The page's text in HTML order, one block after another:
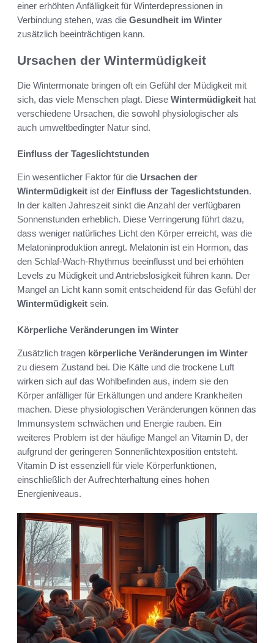
einer erhöhten Anfälligkeit für Winterdepressionen in
Verbindung stehen, was die Gesundheit im Winter
zusätzlich beeinträchtigen kann.
Ursachen der Wintermüdigkeit
Die Wintermonate bringen oft ein Gefühl der Müdigkeit mit
sich, das viele Menschen plagt. Diese Wintermüdigkeit hat
verschiedene Ursachen, die sowohl physiologischer als
auch umweltbedingter Natur sind.
Einfluss der Tageslichtstunden
Ein wesentlicher Faktor für die Ursachen der
Wintermüdigkeit ist der Einfluss der Tageslichtstunden.
In der kalten Jahreszeit sinkt die Anzahl der verfügbaren
Sonnenstunden erheblich. Diese Verringerung führt dazu,
dass weniger natürliches Licht den Körper erreicht, was die
Melatoninproduktion anregt. Melatonin ist ein Hormon, das
den Schlaf-Wach-Rhythmus beeinflusst und bei erhöhten
Levels zu Müdigkeit und Antriebslosigkeit führen kann. Der
Mangel an Licht kann somit entscheidend für das Gefühl der
Wintermüdigkeit sein.
Körperliche Veränderungen im Winter
Zusätzlich tragen körperliche Veränderungen im Winter
zu diesem Zustand bei. Die Kälte und die trockene Luft
wirken sich auf das Wohlbefinden aus, indem sie den
Körper anfälliger für Erkältungen und andere Krankheiten
machen. Diese physiologischen Veränderungen können das
Immunsystem schwächen und Energie rauben. Ein
weiteres Problem ist der häufige Mangel an Vitamin D, der
aufgrund der geringeren Sonnenlichtexposition entsteht.
Vitamin D ist essenziell für viele Körperfunktionen,
einschließlich der Aufrechterhaltung eines hohen
Energieniveaus.